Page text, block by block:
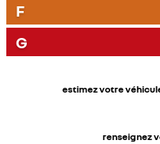
F
G
estimez votre
renseignez